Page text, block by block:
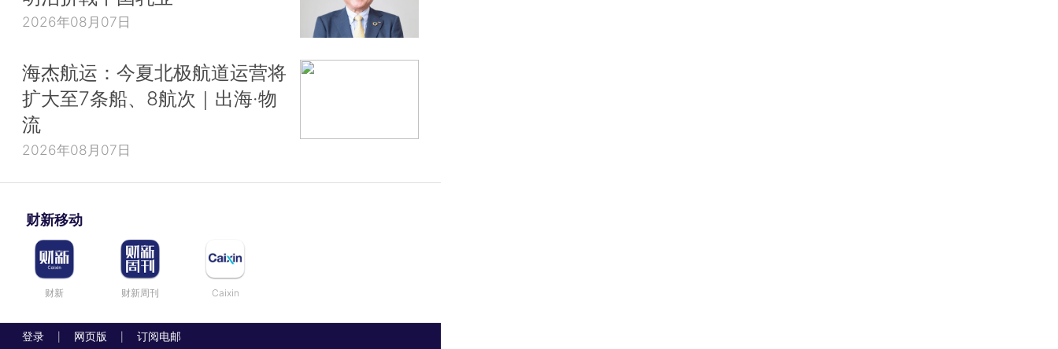
2026年08月07日
海杰航运：今夏北极航道运营将
扩大至7条船、8航次｜出海·物
流
2026年08月07日
财新移动
财新 财新周刊 Caixin
登录 网页版 订阅电邮